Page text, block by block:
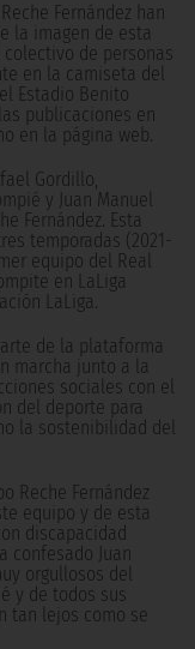
Fernández han
la imagen de esta
de personas
en la camiseta del
Estadio Benito
publicaciones en
en la página web.
Gordillo,
y Juan Manuel
Fernández. Esta
temporadas (2021-
equipo del Real
en LaLiga
LaLiga.
de la plataforma
marcha junto a la
sociales con el
del deporte para
la sostenibilidad del
Reche Fernández
equipo y de esta
discapacidad
confesado Juan
orgullosos del
y de todos sus
tan lejos como se